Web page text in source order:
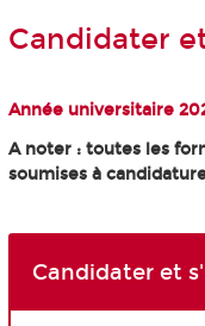
Candidater
Année universitaire
A noter : toutes les
soumises à
Candidater et